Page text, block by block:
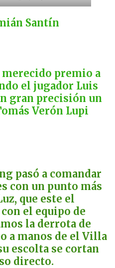
Santín
premio a
el jugador Luis
gran precisión un
Verón Lupi
pasó a comandar
con un punto más
que este el
el equipo de
la derrota de
a manos de el Villa
escolta se cortan
directo.